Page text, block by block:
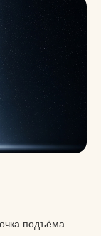
подъёма